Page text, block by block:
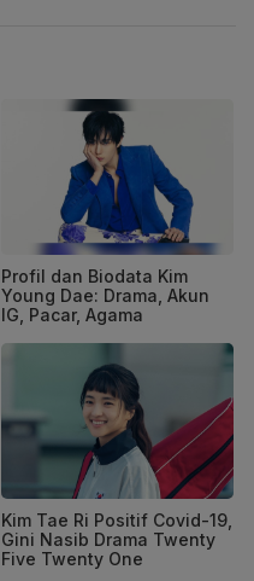
Profil dan Biodata Kim
Young Dae: Drama, Akun
IG, Pacar, Agama
Kim Tae Ri Positif Covid-19,
Gini Nasib Drama Twenty
Five Twenty One